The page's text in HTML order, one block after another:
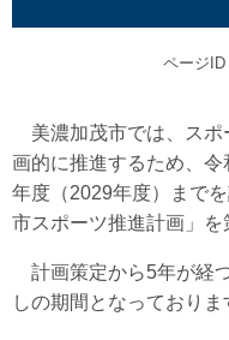
ページID
美濃加茂市では、スポ
画的に推進するため、
年度（2029年度）まで
市スポーツ推進計画」を
計画策定から5年が経
しの期間となっておりま